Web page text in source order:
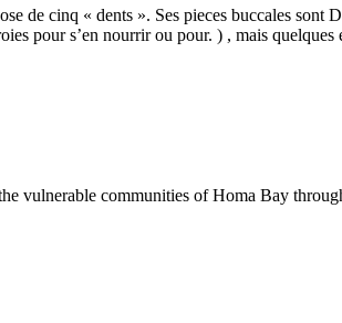
de cinq « dents ». Ses pieces buccales
pour s’en nourrir ou pour. ) , mais
vulnerable communities of Homa Bay